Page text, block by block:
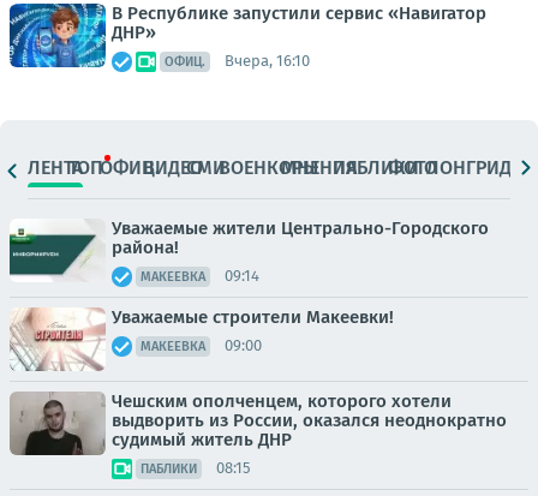
В Республике запустили сервис «Навигатор
ДНР»
ОФИЦ. Вчера, 16:10
ЛЕНТАТОПОФИЦ.ВИДЕОСМИВОЕНКОРЫМНЕНИЯПАБЛИКИ
ФОТОЛОНГРИДЫ
Уважаемые жители Центрально-Городского
района!
МАКЕЕВКА 09:14
Уважаемые строители Макеевки!
МАКЕЕВКА 09:00
Чешским ополченцем, которого хотели
выдворить из России, оказался неоднократно
судимый житель ДНР
ПАБЛИКИ 08:15